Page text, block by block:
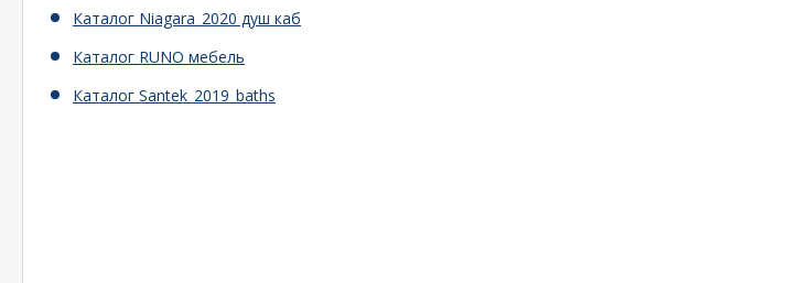
Каталог Niagara_2020 душ каб
Каталог RUNO мебель
Каталог Santek_2019_baths